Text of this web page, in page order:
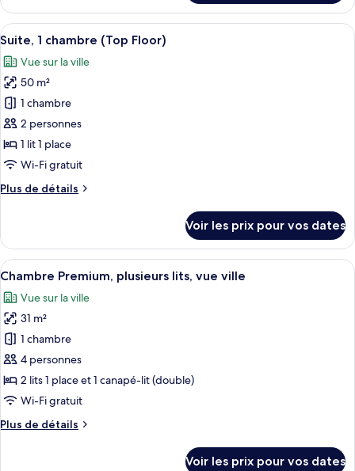
2
lits
une
place,
fumeurs,
vue
ville
le
type
de
Chambre
Premium,
lits
une
place,
fumeurs,
vue
Afficher
toutes
les
photos
pour
ce
type
de
chambre :
Suite,
(Top
Floor)
Une chambre d’hôtel avec deux lits,
22
Suite, 1 chambre (Top Floor)
Vue sur la ville
50 m²
1 chambre
2 personnes
1 lit 1 place
Wi-Fi gratuit
Plus de détails
Plus
le
type
de
Suite,
chambre
(Top
Floor)
Voir les prix pour vos dates
Afficher
toutes
les
photos
pour
ce
type
de
chambre :
Chambre
Une zone urbaine densément
7
Chambre Premium, plusieurs lits, vue ville
Vue sur la ville
31 m²
1 chambre
4 personnes
2 lits 1 place et 1 canapé-lit (double)
Wi-Fi gratuit
Plus de détails
Plus
Voir les prix pour vos dates